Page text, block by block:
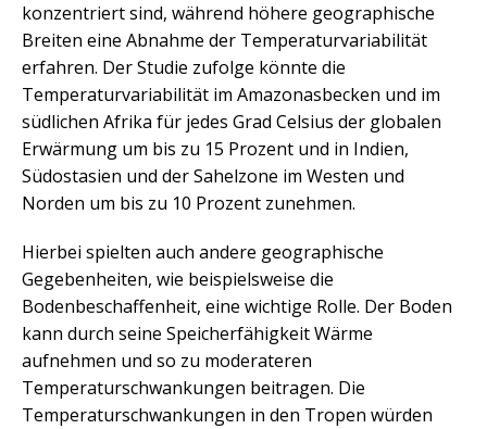
konzentriert sind, während höhere geographische
Breiten eine Abnahme der Temperaturvariabilität
erfahren. Der Studie zufolge könnte die
Temperaturvariabilität im Amazonasbecken und im
südlichen Afrika für jedes Grad Celsius der globalen
Erwärmung um bis zu 15 Prozent und in Indien,
Südostasien und der Sahelzone im Westen und
Norden um bis zu 10 Prozent zunehmen.
Hierbei spielten auch andere geographische
Gegebenheiten, wie beispielsweise die
Bodenbeschaffenheit, eine wichtige Rolle. Der Boden
kann durch seine Speicherfähigkeit Wärme
aufnehmen und so zu moderateren
Temperaturschwankungen beitragen. Die
Temperaturschwankungen in den Tropen würden